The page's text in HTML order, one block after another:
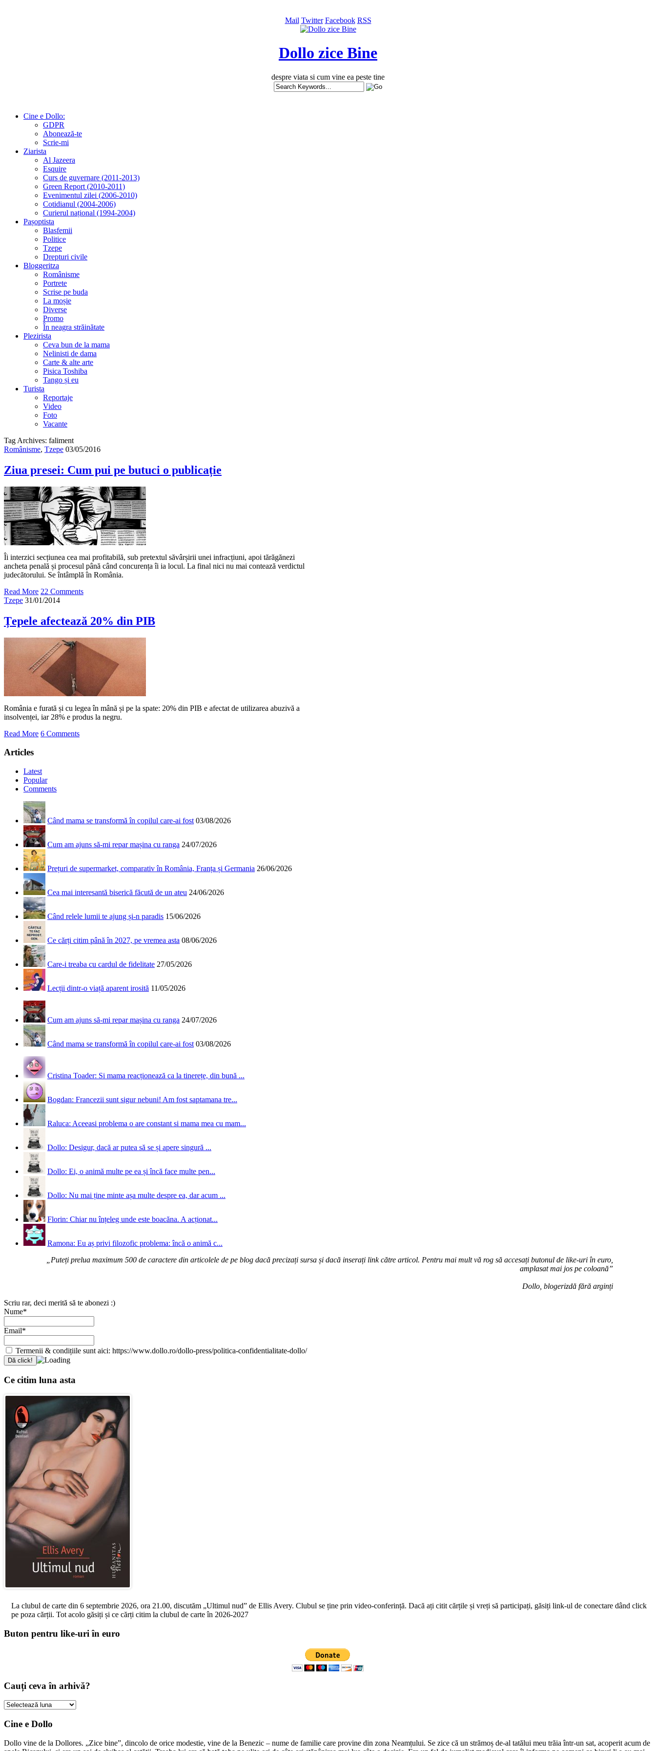
Mail Twitter Facebook RSS
Dollo zice Bine
despre viata si cum vine ea peste tine
Cine e Dollo:
GDPR
Abonează-te
Scrie-mi
Ziarista
Al Jazeera
Esquire
Curs de guvernare (2011-2013)
Green Report (2010-2011)
Evenimentul zilei (2006-2010)
Cotidianul (2004-2006)
Curierul național (1994-2004)
Pașoptista
Blasfemii
Politice
Tzepe
Drepturi civile
Bloggeritza
Românisme
Portrete
Scrise pe buda
La moșie
Diverse
Promo
În neagra străinătate
Plezirista
Ceva bun de la mama
Nelinisti de dama
Carte & alte arte
Pisica Toshiba
Tango și eu
Turista
Reportaje
Video
Foto
Vacante
Tag Archives: faliment
Românisme, Tzepe 03/05/2016
Ziua presei: Cum pui pe butuci o publicație
Îi interzici secțiunea cea mai profitabilă, sub pretextul săvârșirii unei infracțiuni, apoi tărăgănezi
ancheta penală și procesul până când concurența îi ia locul. La final nici nu mai contează verdictul
judecătorului. Se întâmplă în România.
Read More 22 Comments
Tzepe 31/01/2014
Țepele afectează 20% din PIB
România e furată și cu legea în mână și pe la spate: 20% din PIB e afectat de utilizarea abuzivă a
insolvenței, iar 28% e produs la negru.
Read More 6 Comments
Articles
Latest
Popular
Comments
Când mama se transformă în copilul care-ai fost 03/08/2026
Cum am ajuns să-mi repar mașina cu ranga 24/07/2026
Prețuri de supermarket, comparativ în România, Franța și Germania 26/06/2026
Cea mai interesantă biserică făcută de un ateu 24/06/2026
Când relele lumii te ajung și-n paradis 15/06/2026
Ce cărți citim până în 2027, pe vremea asta 08/06/2026
Care-i treaba cu cardul de fidelitate 27/05/2026
Lecții dintr-o viață aparent irosită 11/05/2026
Cum am ajuns să-mi repar mașina cu ranga 24/07/2026
Când mama se transformă în copilul care-ai fost 03/08/2026
Cristina Toader: Si mama reacționează ca la tinerețe, din bună ...
Bogdan: Francezii sunt sigur nebuni! Am fost saptamana tre...
Raluca: Aceeasi problema o are constant si mama mea cu mam...
Dollo: Desigur, dacă ar putea să se și apere singură ...
Dollo: Ei, o animă multe pe ea și încă face multe pen...
Dollo: Nu mai ține minte așa multe despre ea, dar acum ...
Florin: Chiar nu înțeleg unde este boacăna. A acționat...
Ramona: Eu aș privi filozofic problema: încă o animă c...
„Puteți prelua maximum 500 de caractere din articolele de pe blog dacă precizați sursa și dacă inserați link către articol. Pentru mai mult vă rog să accesați butonul de like-uri în euro,
amplasat mai jos pe coloană”
Dollo, blogerizdă fără arginți
Scriu rar, deci merită să te abonezi :)
Nume*
Email*
Termenii & condițiile sunt aici: https://www.dollo.ro/dollo-press/politica-confidentialitate-dollo/
Ce citim luna asta
La clubul de carte din 6 septembrie 2026, ora 21.00, discutăm „Ultimul nud” de Ellis Avery. Clubul se ține prin video-conferință. Dacă ați citit cărțile și vreți să participați, găsiți link-ul de conectare dând click
pe poza cărții. Tot acolo găsiți și ce cărți citim la clubul de carte în 2026-2027
Buton pentru like-uri în euro
Cauți ceva în arhivă?
Cauți
în
Cine e Dollo
Dollo vine de la Dollores. „Zice bine”, dincolo de orice modestie, vine de la Benezic – nume de familie care provine din zona Neamțului. Se zice că un strămoș de-al tatălui meu trăia într-un sat, acoperit acum de